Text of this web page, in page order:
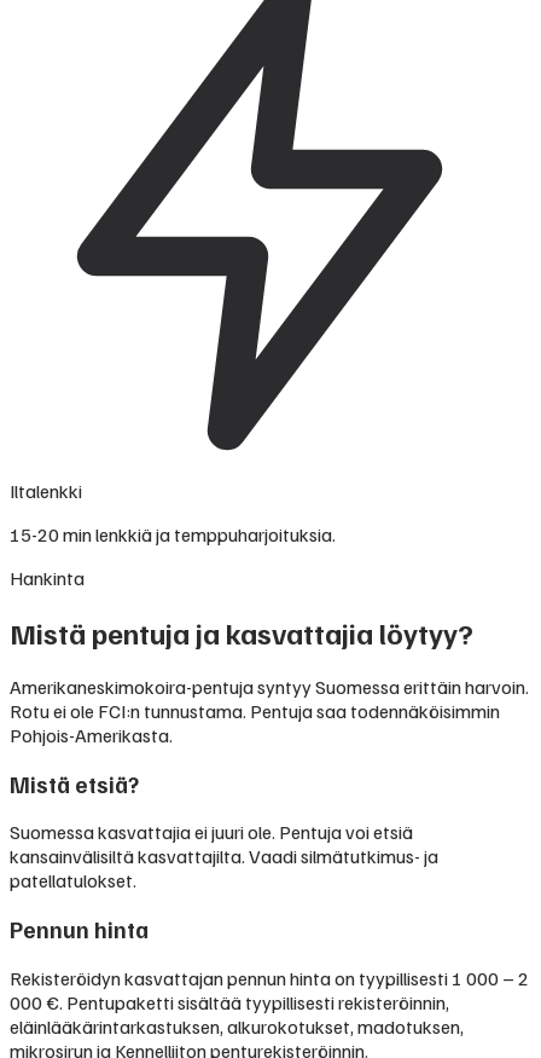
Iltalenkki
15-20 min lenkkiä ja temppuharjoituksia.
Hankinta
Mistä pentuja ja kasvattajia löytyy?
Amerikaneskimokoira-pentuja syntyy Suomessa erittäin harvoin.
Rotu ei ole FCI:n tunnustama. Pentuja saa todennäköisimmin
Pohjois-Amerikasta.
Mistä etsiä?
Suomessa kasvattajia ei juuri ole. Pentuja voi etsiä
kansainvälisiltä kasvattajilta. Vaadi silmätutkimus- ja
patellatulokset.
Pennun hinta
Rekisteröidyn kasvattajan pennun hinta on tyypillisesti 1 000 – 2
000 €. Pentupaketti sisältää tyypillisesti rekisteröinnin,
eläinlääkärintarkastuksen, alkurokotukset, madotuksen,
mikrosirun ja Kennelliiton penturekisteröinnin.